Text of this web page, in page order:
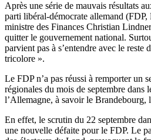
Après une série de mauvais résultats
parti libéral-démocrate allemand (FDP,
ministre des Finances Christian
quitter le gouvernement national.
parvient pas à s’entendre avec le reste
tricolore ».
Le FDP n’a pas réussi à remporter un
régionales du mois de septembre dans
l’Allemagne, à savoir le Brandebourg,
En effet, le scrutin du 22 septembre
une nouvelle défaite pour le FDP. Le